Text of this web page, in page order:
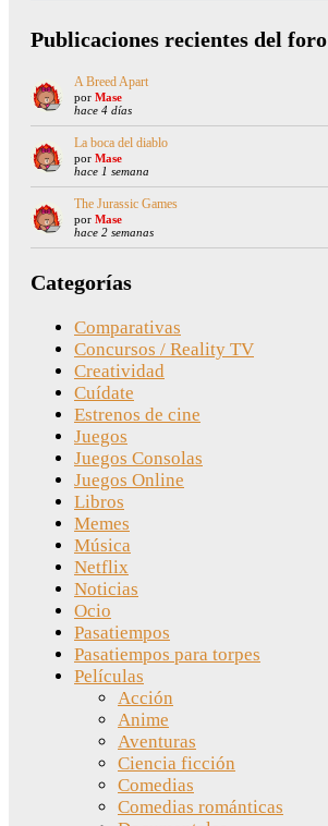
Publicaciones recientes del foro
A Breed Apart
por Mase
hace 4 días
La boca del diablo
por Mase
hace 1 semana
The Jurassic Games
por Mase
hace 2 semanas
Categorías
Comparativas
Concursos / Reality TV
Creatividad
Cuídate
Estrenos de cine
Juegos
Juegos Consolas
Juegos Online
Libros
Memes
Música
Netflix
Noticias
Ocio
Pasatiempos
Pasatiempos para torpes
Películas
Acción
Anime
Aventuras
Ciencia ficción
Comedias
Comedias románticas